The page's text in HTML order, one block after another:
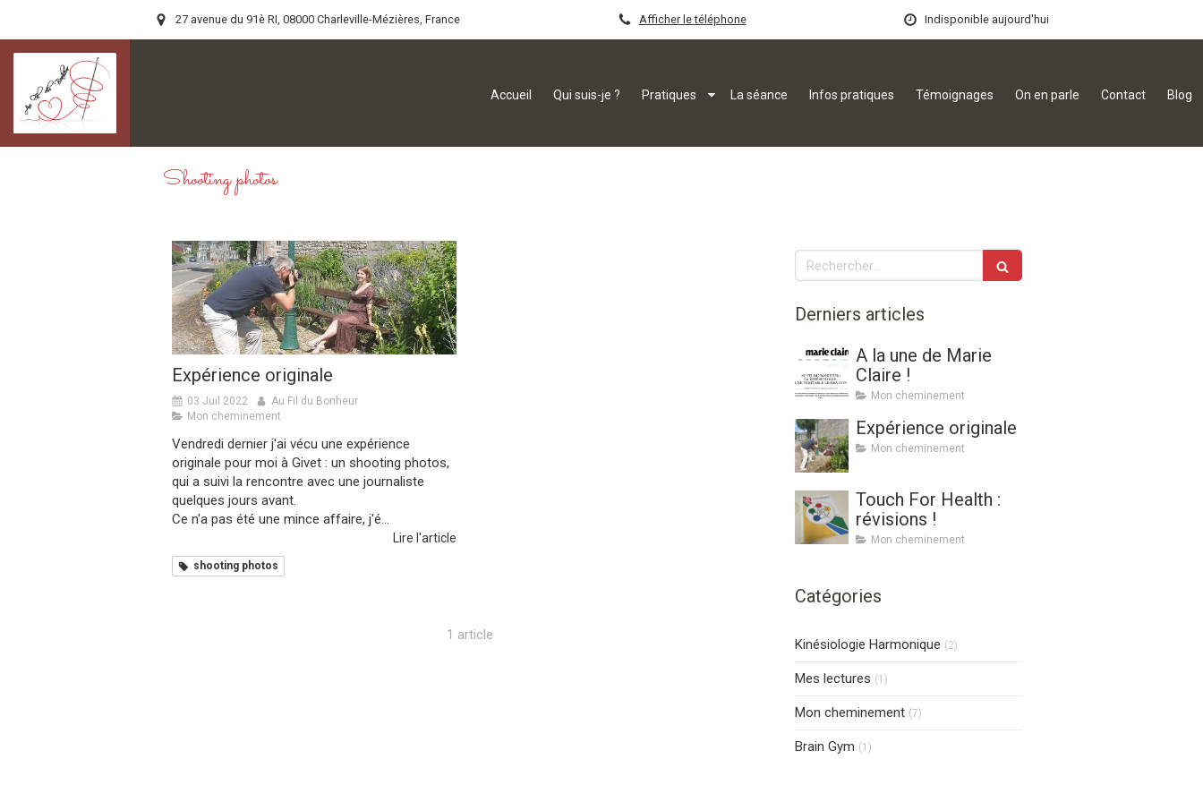
27 avenue du 91è RI, 08000 Charleville-Mézières, France Afficher le téléphone Indisponible aujourd'hui
Accueil Qui suis-je ? Pratiques La séance Infos pratiques Témoignages On en parle Contact Blog
Shooting photos
Expérience originale
03 Juil 2022
Au Fil du Bonheur
Mon cheminement
Vendredi dernier j'ai vécu une expérience
originale pour moi à Givet : un shooting photos,
qui a suivi la rencontre avec une journaliste
quelques jours avant.
Ce n'a pas été une mince affaire, j'é...
Lire l'article
shooting photos
1 article
Rechercher
Derniers articles
A la une de Marie
Claire !
Mon cheminement
Expérience originale
Mon cheminement
Touch For Health :
révisions !
Mon cheminement
Catégories
Kinésiologie Harmonique (2)
Mes lectures (1)
Mon cheminement (7)
Brain Gym (1)